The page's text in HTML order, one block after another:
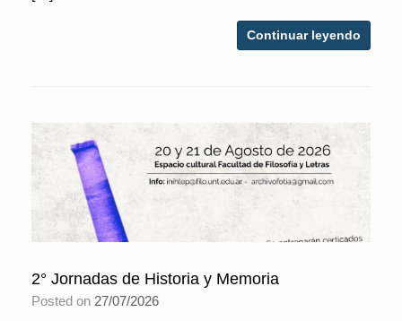
Continuar leyendo
2° Jornadas de Historia y Memoria
Posted on 27/07/2026